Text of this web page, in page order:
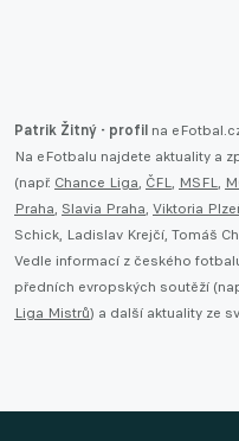
Patrik Žitný - profil na
Na eFotbalu najdete aktuality a
(např. Chance Liga, ČFL, MSFL,
Praha, Slavia Praha, Viktoria
Schick, Ladislav Krejčí, Tomáš
Vedle informací z českého
předních evropských soutěží
Liga Mistrů) a další aktuality ze